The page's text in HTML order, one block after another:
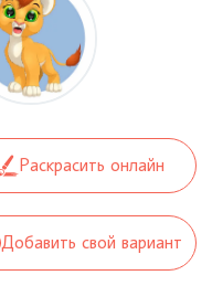
Раскрасить онлайн
Добавить свой вариант